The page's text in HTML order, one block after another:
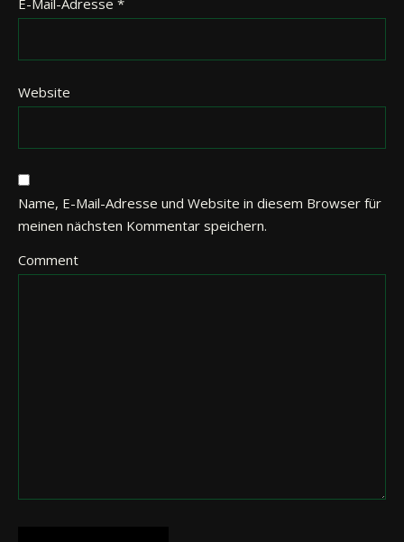
Website
Name, E-Mail-Adresse und Website in diesem Browser für
meinen nächsten Kommentar speichern.
Comment